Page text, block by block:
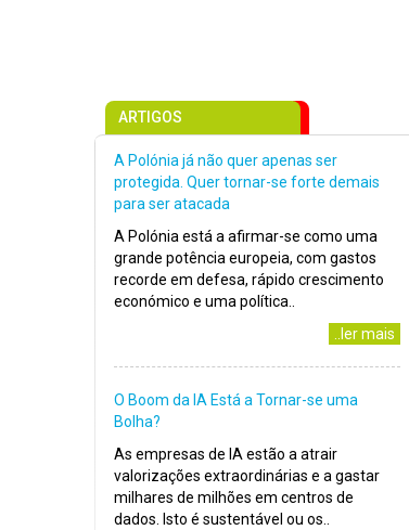
ARTIGOS
A Polónia já não quer apenas ser
protegida. Quer tornar-se forte demais
para ser atacada
A Polónia está a afirmar-se como uma
grande potência europeia, com gastos
recorde em defesa, rápido crescimento
económico e uma política..
..ler mais
O Boom da IA Está a Tornar-se uma
Bolha?
As empresas de IA estão a atrair
valorizações extraordinárias e a gastar
milhares de milhões em centros de
dados. Isto é sustentável ou os..